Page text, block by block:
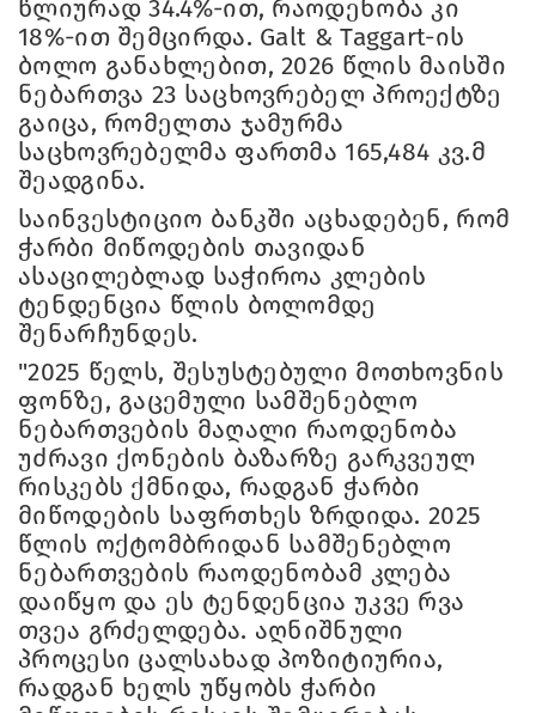
წლიურად 34.4%-ით, რაოდენობა კი
18%-ით შემცირდა. Galt & Taggart-ის
ბოლო განახლებით, 2026 წლის მაისში
ნებართვა 23 საცხოვრებელ პროექტზე
გაიცა, რომელთა ჯამურმა
საცხოვრებელმა ფართმა 165,484 კვ.მ
შეადგინა.
საინვესტიციო ბანკში აცხადებენ, რომ
ჭარბი მიწოდების თავიდან
ასაცილებლად საჭიროა კლების
ტენდენცია წლის ბოლომდე
შენარჩუნდეს.
"2025 წელს, შესუსტებული მოთხოვნის
ფონზე, გაცემული სამშენებლო
ნებართვების მაღალი რაოდენობა
უძრავი ქონების ბაზარზე გარკვეულ
რისკებს ქმნიდა, რადგან ჭარბი
მიწოდების საფრთხეს ზრდიდა. 2025
წლის ოქტომბრიდან სამშენებლო
ნებართვების რაოდენობამ კლება
დაიწყო და ეს ტენდენცია უკვე რვა
თვეა გრძელდება. აღნიშნული
პროცესი ცალსახად პოზიტიურია,
რადგან ხელს უწყობს ჭარბი